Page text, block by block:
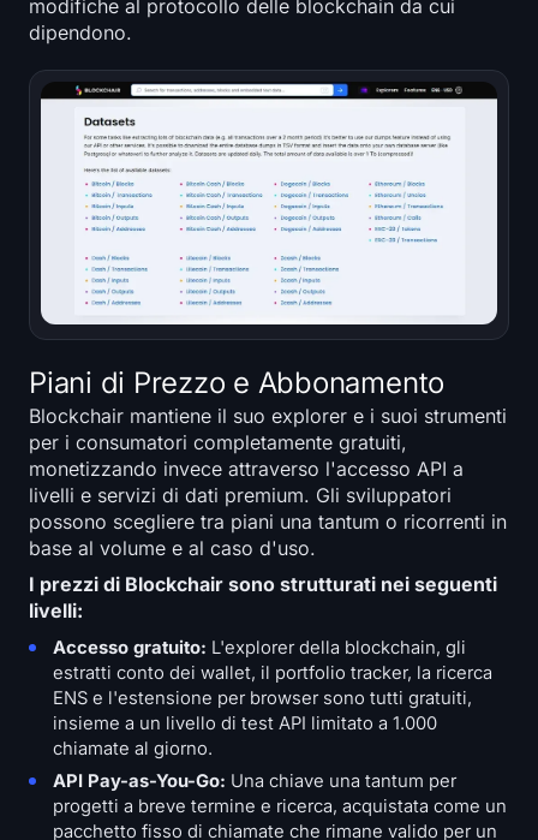
modifiche al protocollo delle blockchain da cui
dipendono.
Piani di Prezzo e Abbonamento
Blockchair mantiene il suo explorer e i suoi strumenti
per i consumatori completamente gratuiti,
monetizzando invece attraverso l'accesso API a
livelli e servizi di dati premium. Gli sviluppatori
possono scegliere tra piani una tantum o ricorrenti in
base al volume e al caso d'uso.
I prezzi di Blockchair sono strutturati nei seguenti
livelli:
Accesso gratuito: L'explorer della blockchain, gli
estratti conto dei wallet, il portfolio tracker, la ricerca
ENS e l'estensione per browser sono tutti gratuiti,
insieme a un livello di test API limitato a 1.000
chiamate al giorno.
API Pay-as-You-Go: Una chiave una tantum per
progetti a breve termine e ricerca, acquistata come un
pacchetto fisso di chiamate che rimane valido per un